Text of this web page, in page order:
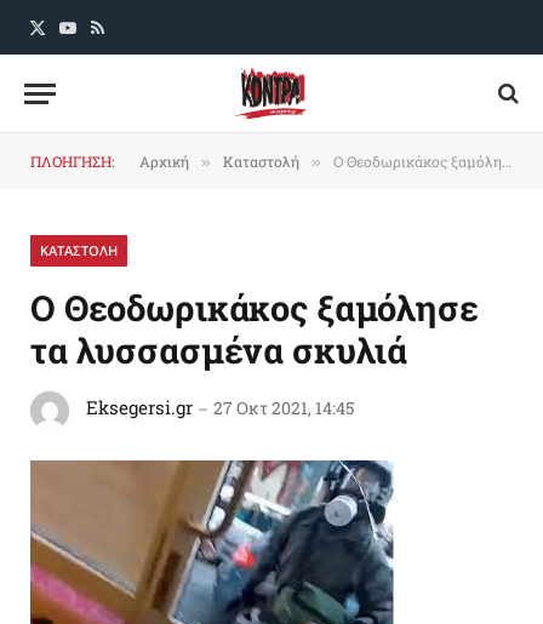
X
YouTube
RSS
ΠΛΟΗΓΗΣΗ: Αρχική » Καταστολή » Ο Θεοδωρικάκος ξαμόλησε τα λυσσασμένα σκυλιά
ΚΑΤΑΣΤΟΛΗ
Ο Θεοδωρικάκος ξαμόλησε
τα λυσσασμένα σκυλιά
Eksegersi.gr 27 Οκτ 2021, 14:45